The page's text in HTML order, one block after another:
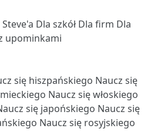
Dla szkół Dla firm Dla
upominkami
się hiszpańskiego Naucz się
Naucz się włoskiego
się japońskiego Naucz się
Naucz się rosyjskiego